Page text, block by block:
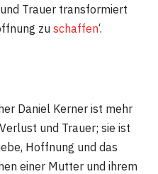
Trauer transformiert
zu schaffen‘.
Daniel Kerner ist mehr
und Trauer; sie ist
Hoffnung und das
einer Mutter und ihrem